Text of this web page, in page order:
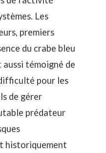
Les
premiers
du crabe bleu
témoigné de
pour les
de gérer
prédateur
historiquement